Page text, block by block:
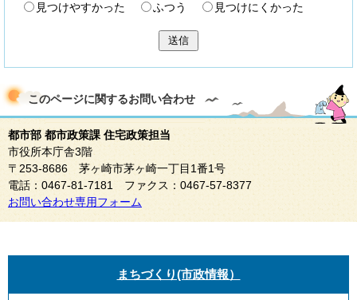
見つけやすかった ふつう 見つけにくかった
送信
このページに関するお問い合わせ
都市部 都市政策課 住宅政策担当
市役所本庁舎3階
〒253-8686 茅ヶ崎市茅ヶ崎一丁目1番1号
電話：0467-81-7181 ファクス：0467-57-8377
お問い合わせ専用フォーム
まちづくり(市政情報）